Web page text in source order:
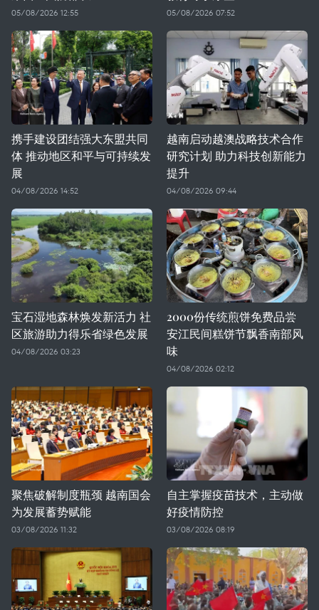
05/08/2026 12:55 05/08/2026 07:52
携手建设团结强大东盟共同
体 推动地区和平与可持续发
展
04/08/2026 14:52
越南启动越澳战略技术合作
研究计划 助力科技创新能力
提升
04/08/2026 09:44
宝石湿地森林焕发新活力 社
区旅游助力得乐省绿色发展
04/08/2026 03:23
2000份传统煎饼免费品尝
安江民间糕饼节飘香南部风
味
04/08/2026 02:12
聚焦破解制度瓶颈 越南国会
为发展蓄势赋能
03/08/2026 11:32
自主掌握疫苗技术，主动做
好疫情防控
03/08/2026 08:19